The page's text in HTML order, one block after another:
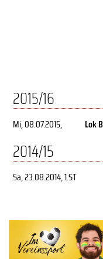
2015/16
Mi, 08.07.2015, Lok
2014/15
Sa, 23.08.2014, 1.ST